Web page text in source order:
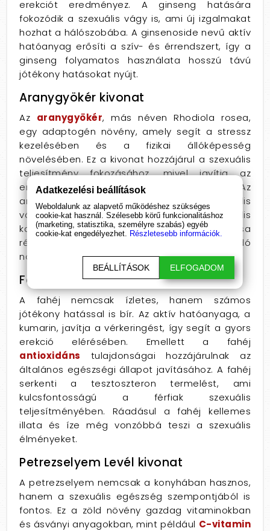
erekciót eredményez. A ginseng hatására
fokozódik a szexuális vágy is, ami új izgalmakat
hozhat a hálószobába. A ginsenoside nevű aktív
hatóanyag erősíti a szív- és érrendszert, így a
ginseng folyamatos használata hosszú távú
jótékony hatásokat nyújt.
Aranygyökér kivonat
Az aranygyökér, más néven Rhodiola rosea,
egy adaptogén növény, amely segít a stressz
kezelésében és a fizikai állóképesség
növelésében. Ez a kivonat hozzájárul a szexuális
teljesítmény fokozásához, mivel javítja az
energiaszintet és csökkenti a fáradtságot. Az
aranygyökér emellett fokozza a szexuális
vágyat, így élvezetesebbé teszi a szexuális
kapcsolatokat. Az összetevő szinergikus hatása
révén a stressz csökkentése mellett a libidó
növelését is elősegíti.
Fahéj kivonat
A fahéj nemcsak ízletes, hanem számos
jótékony hatással is bír. Az aktív hatóanyaga, a
kumarin, javítja a vérkeringést, így segít a gyors
erekció elérésében. Emellett a fahéj
antioxidáns tulajdonságai hozzájárulnak az
általános egészségi állapot javításához. A fahéj
serkenti a tesztoszteron termelést, ami
kulcsfontosságú a férfiak szexuális
teljesítményében. Ráadásul a fahéj kellemes
illata és íze még vonzóbbá teszi a szexuális
élményeket.
Petrezselyem Levél kivonat
A petrezselyem nemcsak a konyhában hasznos,
hanem a szexuális egészség szempontjából is
fontos. Ez a zöld növény gazdag vitaminokban
és ásványi anyagokban, mint például C-vitamin
Adatkezelési beállítások
Weboldalunk az alapvető működéshez szükséges
cookie-kat használ. Szélesebb körű funkcionalitáshoz
(marketing, statisztika, személyre szabás) egyéb
cookie-kat engedélyezhet. Részletesebb információk.
BEÁLLÍTÁSOK ELFOGADOM